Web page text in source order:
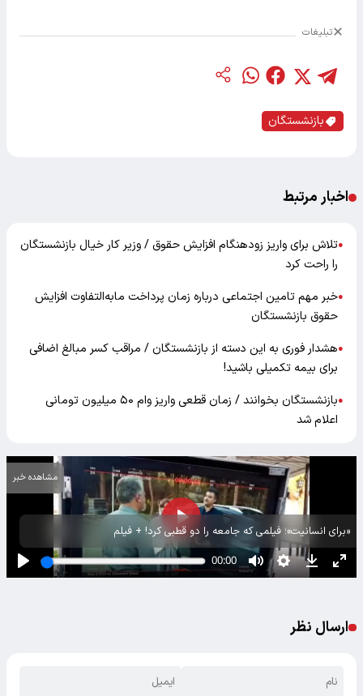
تبلیغات
بازنشستگان
اخبار مرتبط
●تلاش برای واریز زودهنگام افزایش حقوق / وزیر کار خیال بازنشستگان
را راحت کرد
●خبر مهم تامین اجتماعی درباره زمان پرداخت مابه‌التفاوت افزایش
حقوق بازنشستگان
●هشدار فوری به این دسته از بازنشستگان / مراقب کسر مبالغ اضافی
برای بیمه تکمیلی باشید!
●
بازنشستگان بخوانند / زمان قطعی واریز وام ۵۰ میلیون تومانی
اعلام شد
«برای انسانیت»؛ فیلمی که جامعه را دو قطبی کرد! + فیلم
مشاهده خبر
ارسال نظر